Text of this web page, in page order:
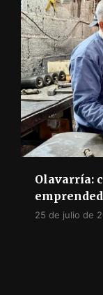
Olavarría:
25 de julio de